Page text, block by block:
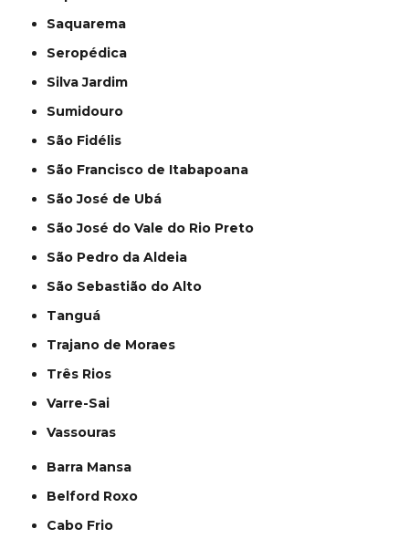
Saquarema
Seropédica
Silva Jardim
Sumidouro
São Fidélis
São Francisco de Itabapoana
São José de Ubá
São José do Vale do Rio Preto
São Pedro da Aldeia
São Sebastião do Alto
Tanguá
Trajano de Moraes
Três Rios
Varre-Sai
Vassouras
Barra Mansa
Belford Roxo
Cabo Frio